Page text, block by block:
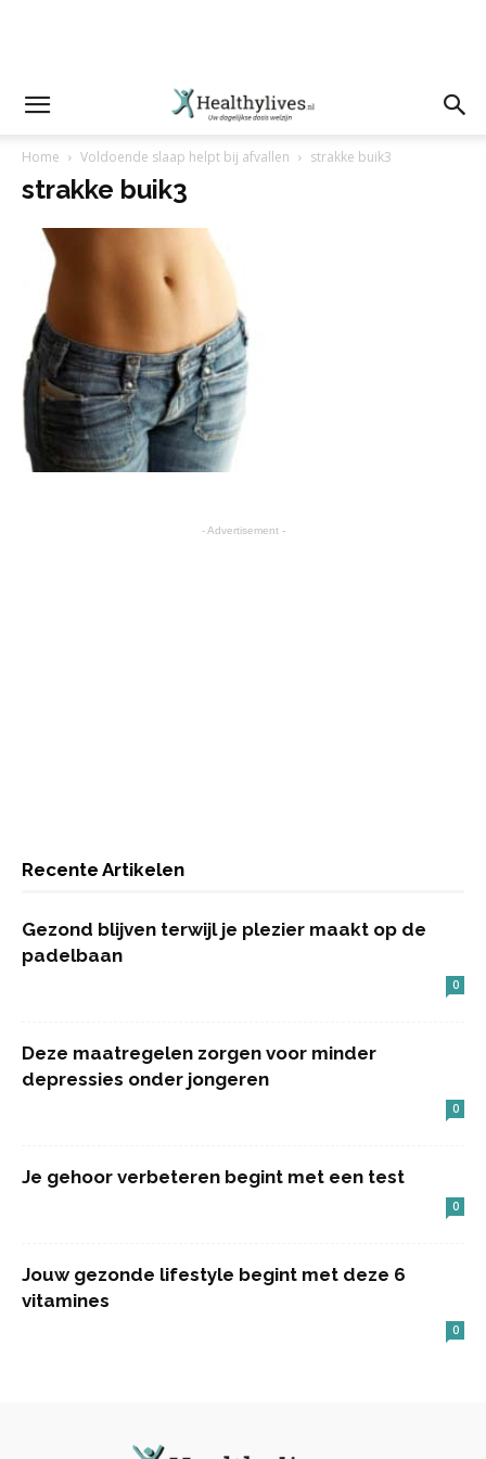
Home Voldoende slaap helpt bij afvallen strakke buik3
strakke buik3
- Advertisement -
Recente Artikelen
Gezond blijven terwijl je plezier maakt op de
padelbaan
0
Deze maatregelen zorgen voor minder
depressies onder jongeren
0
Je gehoor verbeteren begint met een test
0
Jouw gezonde lifestyle begint met deze 6
vitamines
0